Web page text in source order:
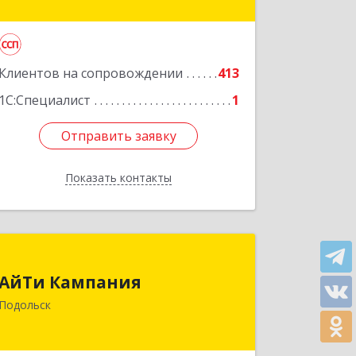
Клиентов на сопровождении
413
1С:Специалист
1
Отправить заявку
Показать контакты
Подробнее
Отправить заявку
Назад
Кампания
Подольск
Комсомольская ул, дом № 59, пом.1,